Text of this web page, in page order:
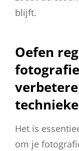
blijft.
Oefen
Het is
om je